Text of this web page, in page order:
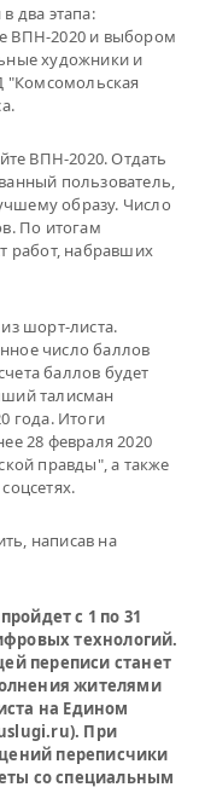
два этапа:
ВПН-2020 и выбором
художники и
"Комсомольская
ВПН-2020. Отдать
пользователь,
образу. Число
По итогам
работ, набравших
шорт-листа.
число баллов
баллов будет
талисман
года. Итоги
28 февраля 2020
правды", а также
написав на
с 1 по 31
технологий.
переписи станет
жителями
на Едином
При
переписчики
со специальным